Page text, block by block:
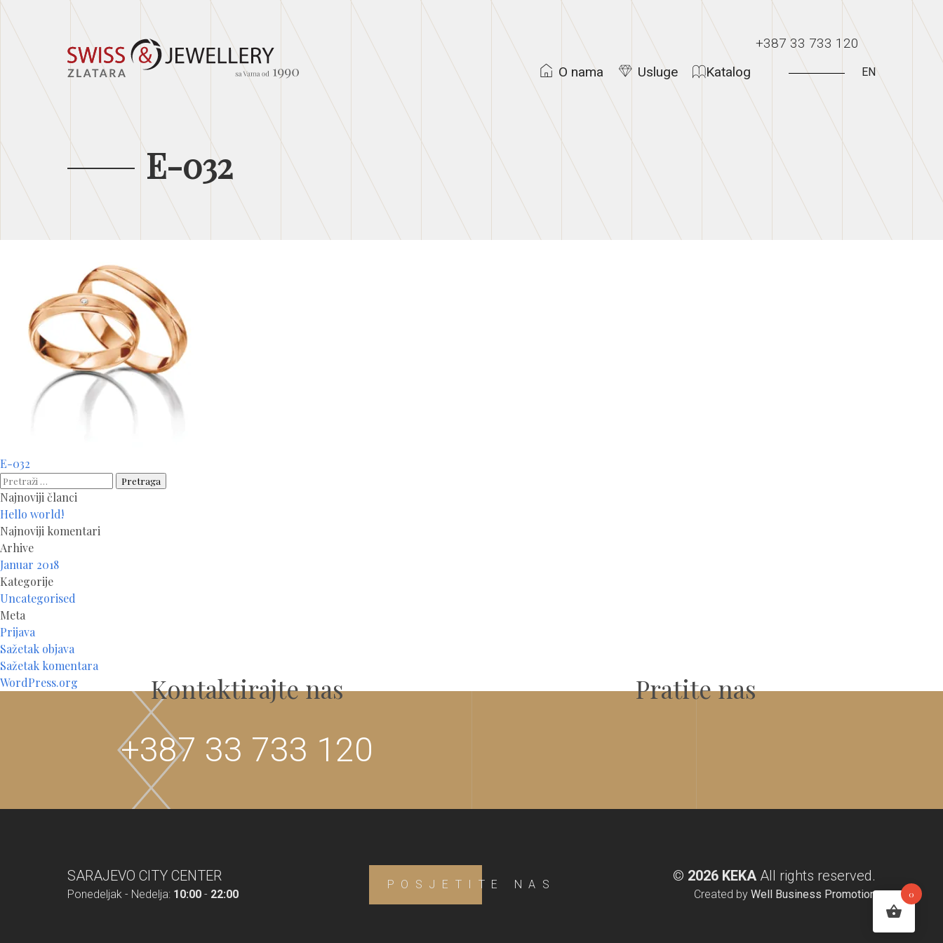
+387 33 733 120
O nama
Usluge Katalog EN
E-032
Navigacija
članaka
E-032
Pretraga:
Najnoviji članci
Hello world!
Najnoviji komentari
Arhive
Januar 2018
Kategorije
Uncategorised
Meta
Prijava
Sažetak objava
Sažetak komentara
WordPress.org
Kontaktirajte nas
+387 33 733 120
Pratite nas
SARAJEVO CITY CENTER
Ponedeljak - Nedelja: 10:00 - 22:00
POSJETITE NAS
© 2026 KEKA All rights reserved.
Created by Well Business Promotion 0